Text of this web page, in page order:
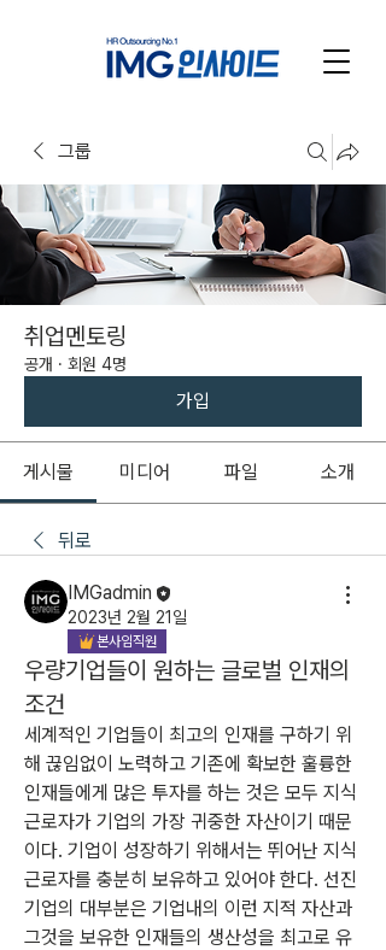
그룹
취업멘토링
공개 · 회원 4명
가입
게시물 미디어 파일 소개
뒤로
IMGadmin
2023년 2월 21일
본사임직원
우량기업들이 원하는 글로벌 인재의
조건
세계적인 기업들이 최고의 인재를 구하기 위
해 끊임없이 노력하고 기존에 확보한 훌륭한
인재들에게 많은 투자를 하는 것은 모두 지식
근로자가 기업의 가장 귀중한 자산이기 때문
이다. 기업이 성장하기 위해서는 뛰어난 지식
근로자를 충분히 보유하고 있어야 한다. 선진
기업의 대부분은 기업내의 이런 지적 자산과
그것을 보유한 인재들의 생산성을 최고로 유